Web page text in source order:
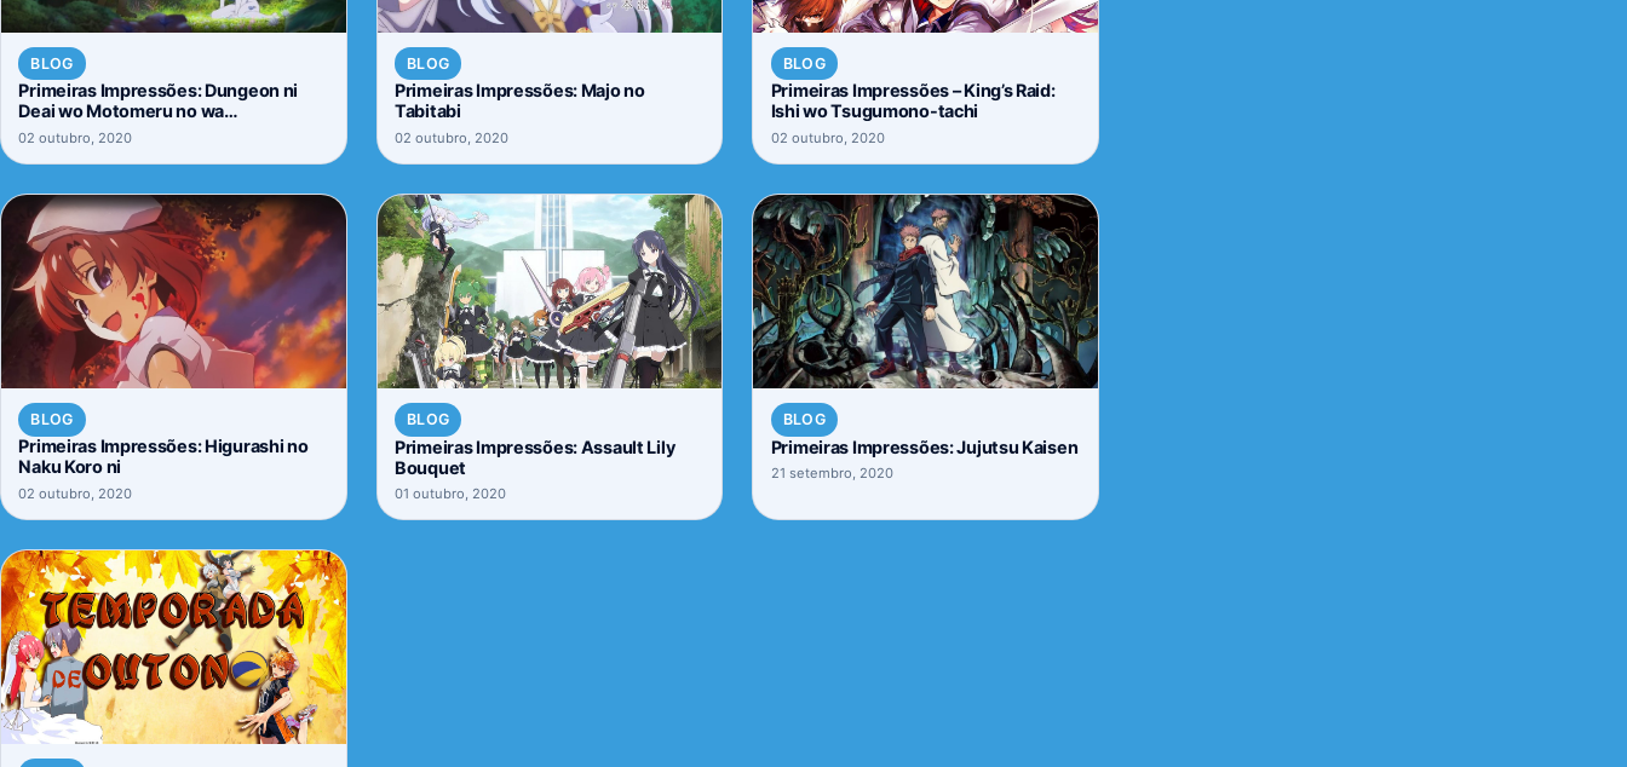
BLOG
Primeiras Impressões: Dungeon ni
Deai wo Motomeru no wa
Machigatteiru Darou ka III
02 outubro, 2020
BLOG
Primeiras Impressões: Majo no
Tabitabi
02 outubro, 2020
BLOG
Primeiras Impressões – King’s Raid:
Ishi wo Tsugumono-tachi
02 outubro, 2020
BLOG
Primeiras Impressões: Higurashi no
Naku Koro ni
02 outubro, 2020
BLOG
Primeiras Impressões: Assault Lily
Bouquet
01 outubro, 2020
BLOG
Primeiras Impressões: Jujutsu Kaisen
21 setembro, 2020